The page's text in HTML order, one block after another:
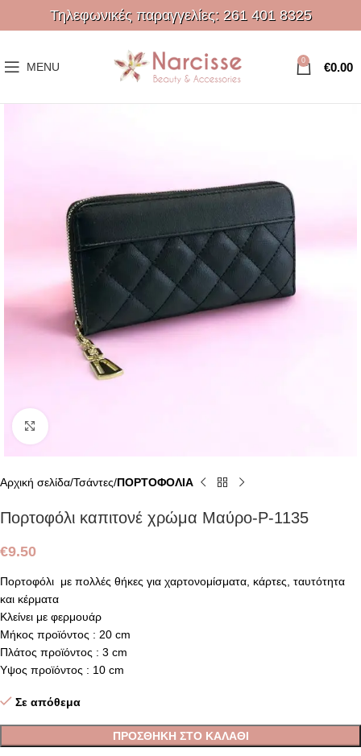
Τηλεφωνικές παραγγελίες: 261 401 8325
MENU 0 €0.00
Αρχική σελίδα Τσάντες ΠΟΡΤΟΦΟΛΙΑ
Πορτοφόλι καπιτονέ χρώμα Μαύρο-P-1135
€9.50
Πορτοφόλι με πολλές θήκες για χαρτονομίσματα, κάρτες, ταυτότητα
και κέρματα
Κλείνει με φερμουάρ
Μήκος προϊόντος : 20 cm
Πλάτος προϊόντος : 3 cm
Υψος προϊόντος : 10 cm
Σε απόθεμα
ΠΡΟΣΘΉΚΗ ΣΤΟ ΚΑΛΆΘΙ